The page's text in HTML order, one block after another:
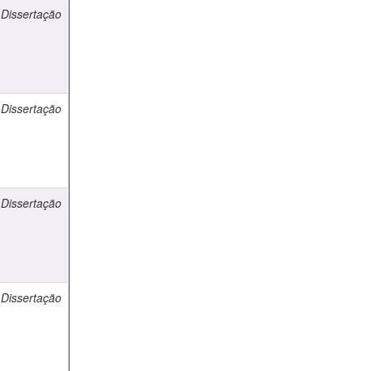
Dissertação
Dissertação
Dissertação
Dissertação